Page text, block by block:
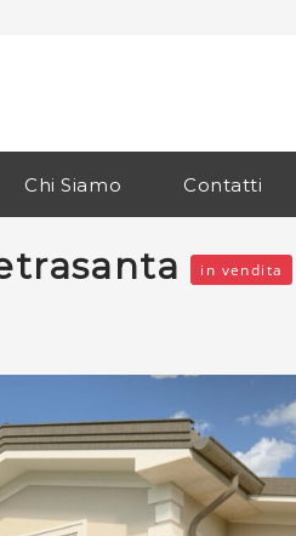
Chi Siamo Contatti
in vendita